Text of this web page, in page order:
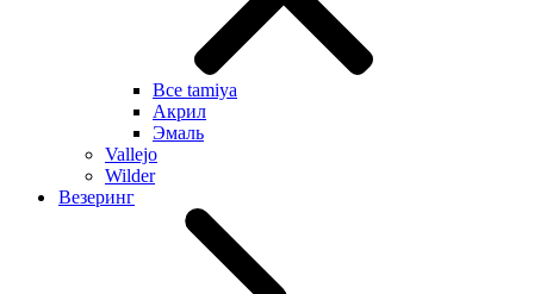
Все tamiya
Акрил
Эмаль
Vallejo
Wilder
Везеринг